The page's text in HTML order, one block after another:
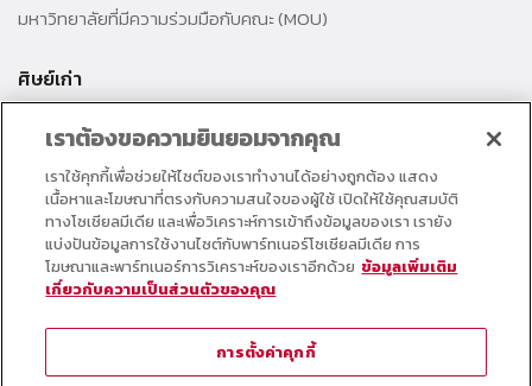
มหาวิทยาลัยที่มีความร่วมมือกับคณะ (MOU)
ศิษย์เก่า
สำนักงานธรรมศาสตร์สัมพันธ์
ศิษย์เก่าดีเด่น
กองทุนวิศวกรแห่งธรรม เพื่อพัฒนาการศึกษา
อาจารย์และบุคลากร
วารสารคณะวิศวกรรมศาสตร์
เราต้องขอความยินยอมจากคุณ
เราใช้คุกกี้เพื่อช่วยให้ไซต์ของเราทำงานได้อย่างถูกต้อง แสดง
เนื้อหาและโฆษณาที่ตรงกับความสนใจของผู้ใช้ เปิดให้ใช้คุณสมบัติ
ทางโซเชียลมีเดีย และเพื่อวิเคราะห์การเข้าถึงข้อมูลของเรา เรายัง
แบ่งปันข้อมูลการใช้งานไซต์กับพาร์ทเนอร์โซเชียลมีเดีย การ
โฆษณาและพาร์ทเนอร์การวิเคราะห์ของเราอีกด้วย ข้อมูลเพิ่มเติม
เกี่ยวกับความเป็นส่วนตัวของคุณ
การตั้งค่าคุกกี้